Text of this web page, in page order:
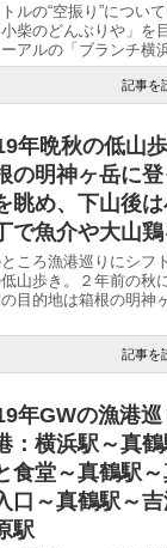
ルの“空振り”につい
柴のどんぶりや」を
アルの「ブランチ横
記事を
年晩秋の低山
の明神ヶ岳に
眺め、下山後
で魚介や大山鶏
ところ漁港巡りにシフ
山歩き。２年前の秋
目的地は箱根の明神
記事を
年GWの漁港
：横浜駅～真
食堂～真鶴駅
口～真鶴駅～
駅